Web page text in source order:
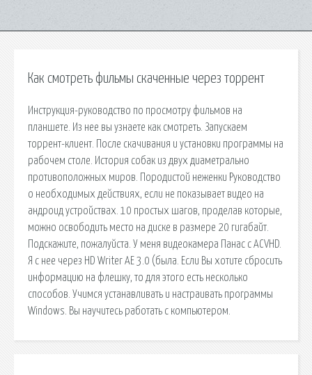
Как смотреть фильмы скаченные через торрент
Инструкция-руководство по просмотру фильмов на
планшете. Из нее вы узнаете как смотреть. Запускаем
торрент-клиент. После скачивания и установки программы на
рабочем столе. История собак из двух диаметрально
противоположных миров. Породистой неженки Руководство
о необходимых действиях, если не показывает видео на
андроид устройствах. 10 простых шагов, проделав которые,
можно освободить место на диске в размере 20 гигабайт.
Подскажите, пожалуйста. У меня видеокамера Панас с ACVHD.
Я с нее через HD Writer AE 3.0 (была. Если Вы хотите сбросить
информацию на флешку, то для этого есть несколько
способов. Учимся устанавливать и настраивать программы
Windows. Вы научитесь работать с компьютером.